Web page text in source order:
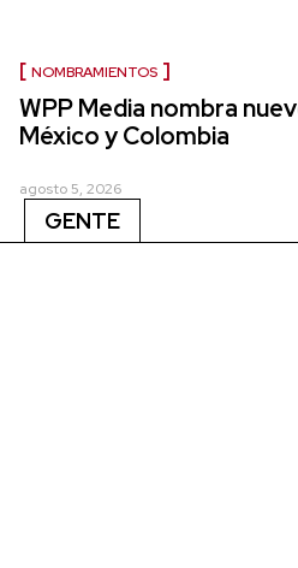
NOMBRAMIENTOS
WPP Media nombra
México y Colombia
agosto 5, 2026
GENTE